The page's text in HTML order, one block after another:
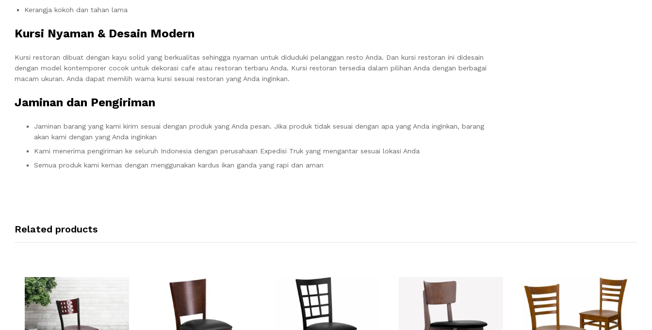
Kerangja kokoh dan tahan lama
Kursi Nyaman & Desain Modern
Kursi restoran dibuat dengan kayu solid yang berkualitas sehingga nyaman untuk diduduki pelanggan resto Anda. Dan kursi restoran ini didesain
dengan model kontemporer cocok untuk dekorasi cafe atau restoran terbaru Anda. Kursi restoran tersedia dalam pilihan Anda dengan berbagai
macam ukuran. Anda dapat memilih warna kursi sesuai restoran yang Anda inginkan.
Jaminan dan Pengiriman
Jaminan barang yang kami kirim sesuai dengan produk yang Anda pesan. Jika produk tidak sesuai dengan apa yang Anda inginkan, barang
akan kami dengan yang Anda inginkan
Kami menerima pengiriman ke seluruh Indonesia dengan perusahaan Expedisi Truk yang mengantar sesuai lokasi Anda
Semua produk kami kemas dengan menggunakan kardus ikan ganda yang rapi dan aman
Related products